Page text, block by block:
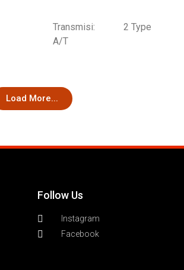
Transmisi:
A/T
2 Type
Load More...
Follow Us
Instagram
Facebook